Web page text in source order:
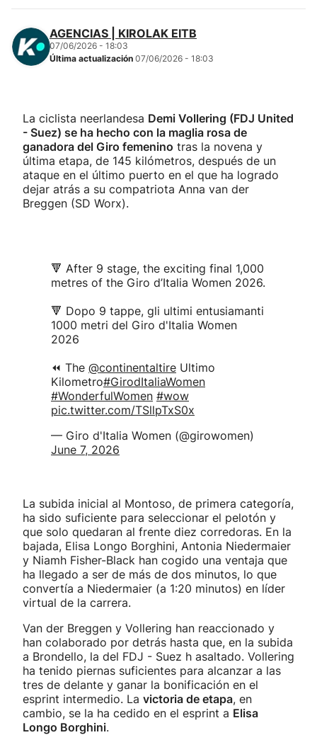
AGENCIAS | KIROLAK EITB
07/06/2026 - 18:03
Última actualización 07/06/2026 - 18:03
La ciclista neerlandesa Demi Vollering (FDJ United
- Suez) se ha hecho con la maglia rosa de
ganadora del Giro femenino tras la novena y
última etapa, de 145 kilómetros, después de un
ataque en el último puerto en el que ha logrado
dejar atrás a su compatriota Anna van der
Breggen (SD Worx).
🔻 After 9 stage, the exciting final 1,000
metres of the Giro d’Italia Women 2026.
🔻 Dopo 9 tappe, gli ultimi entusiamanti
1000 metri del Giro d'Italia Women
2026
⏪ The @continentaltire Ultimo
Kilometro#GirodItaliaWomen
#WonderfulWomen #wow
pic.twitter.com/TSllpTxS0x
— Giro d'Italia Women (@girowomen)
June 7, 2026
La subida inicial al Montoso, de primera categoría,
ha sido suficiente para seleccionar el pelotón y
que solo quedaran al frente diez corredoras. En la
bajada, Elisa Longo Borghini, Antonia Niedermaier
y Niamh Fisher-Black han cogido una ventaja que
ha llegado a ser de más de dos minutos, lo que
convertía a Niedermaier (a 1:20 minutos) en líder
virtual de la carrera.
Van der Breggen y Vollering han reaccionado y
han colaborado por detrás hasta que, en la subida
a Brondello, la del FDJ - Suez h asaltado. Vollering
ha tenido piernas suficientes para alcanzar a las
tres de delante y ganar la bonificación en el
esprint intermedio. La victoria de etapa, en
cambio, se la ha cedido en el esprint a Elisa
Longo Borghini.